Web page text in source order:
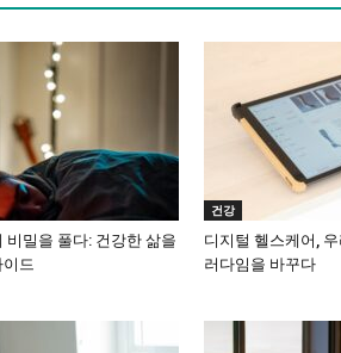
비밀을 풀다: 건강한 삶을
이드
건강
디지털 헬스케어,
러다임을 바꾸다